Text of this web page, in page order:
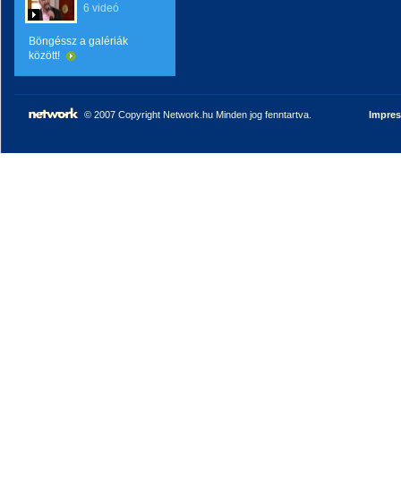
6 videó
Böngéssz a galériák
között!
© 2007 Copyright Network.hu Minden jog fenntartva.